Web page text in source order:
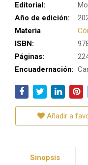
Editorial:
Año de edición:
Materia
ISBN:
Páginas:
Encuadernación:
Añadir a
Sinopsis